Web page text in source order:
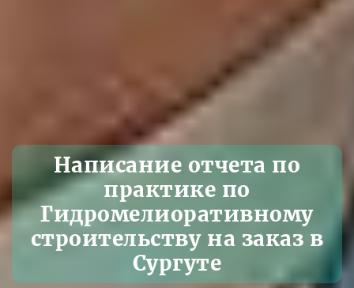
Написание отчета по
практике по
Гидромелиоративному
строительству на заказ в
Сургуте